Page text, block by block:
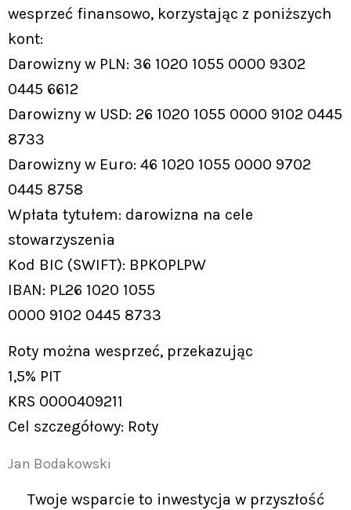
wesprzeć finansowo, korzystając z poniższych
kont:
Darowizny w PLN: 36 1020 1055 0000 9302
0445 6612
Darowizny w USD: 26 1020 1055 0000 9102 0445
8733
Darowizny w Euro: 46 1020 1055 0000 9702
0445 8758
Wpłata tytułem: darowizna na cele
stowarzyszenia
Kod BIC (SWIFT): BPKOPLPW
IBAN: PL26 1020 1055
0000 9102 0445 8733
Roty można wesprzeć, przekazując
1,5% PIT
KRS 0000409211
Cel szczegółowy: Roty
Jan Bodakowski
Twoje wsparcie to inwestycja w przyszłość